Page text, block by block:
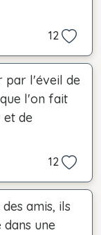
12
par l'éveil de
l'on fait
et de
12
amis, ils
une